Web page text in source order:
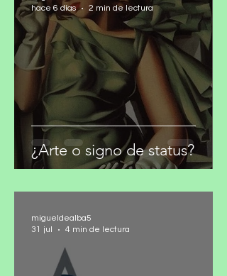
¿Arte o signo de status?
migueldealba5
hace 6 días
2 min de lectura
4 min de lectura